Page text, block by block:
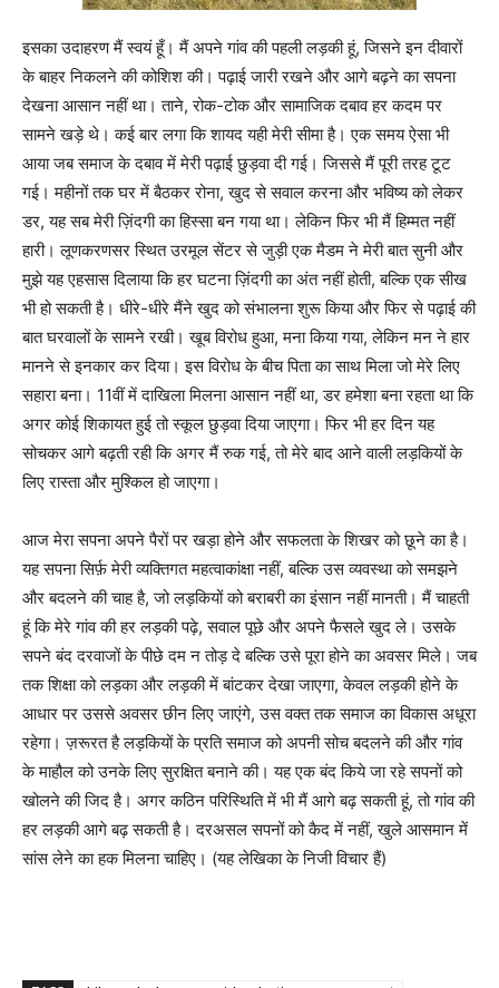
इसका उदाहरण मैं स्वयं हूँ। मैं अपने गांव की पहली लड़की हूं, जिसने इन दीवारों
के बाहर निकलने की कोशिश की। पढ़ाई जारी रखने और आगे बढ़ने का सपना
देखना आसान नहीं था। ताने, रोक-टोक और सामाजिक दबाव हर कदम पर
सामने खड़े थे। कई बार लगा कि शायद यही मेरी सीमा है। एक समय ऐसा भी
आया जब समाज के दबाव में मेरी पढ़ाई छुड़वा दी गई। जिससे मैं पूरी तरह टूट
गई। महीनों तक घर में बैठकर रोना, खुद से सवाल करना और भविष्य को लेकर
डर, यह सब मेरी ज़िंदगी का हिस्सा बन गया था। लेकिन फिर भी मैं हिम्मत नहीं
हारी। लूणकरणसर स्थित उरमूल सेंटर से जुड़ी एक मैडम ने मेरी बात सुनी और
मुझे यह एहसास दिलाया कि हर घटना ज़िंदगी का अंत नहीं होती, बल्कि एक सीख
भी हो सकती है। धीरे-धीरे मैंने खुद को संभालना शुरू किया और फिर से पढ़ाई की
बात घरवालों के सामने रखी। खूब विरोध हुआ, मना किया गया, लेकिन मन ने हार
मानने से इनकार कर दिया। इस विरोध के बीच पिता का साथ मिला जो मेरे लिए
सहारा बना। 11वीं में दाखिला मिलना आसान नहीं था, डर हमेशा बना रहता था कि
अगर कोई शिकायत हुई तो स्कूल छुड़वा दिया जाएगा। फिर भी हर दिन यह
सोचकर आगे बढ़ती रही कि अगर मैं रुक गई, तो मेरे बाद आने वाली लड़कियों के
लिए रास्ता और मुश्किल हो जाएगा।
आज मेरा सपना अपने पैरों पर खड़ा होने और सफलता के शिखर को छूने का है।
यह सपना सिर्फ़ मेरी व्यक्तिगत महत्वाकांक्षा नहीं, बल्कि उस व्यवस्था को समझने
और बदलने की चाह है, जो लड़कियों को बराबरी का इंसान नहीं मानती। मैं चाहती
हूं कि मेरे गांव की हर लड़की पढ़े, सवाल पूछे और अपने फैसले खुद ले। उसके
सपने बंद दरवाजों के पीछे दम न तोड़ दे बल्कि उसे पूरा होने का अवसर मिले। जब
तक शिक्षा को लड़का और लड़की में बांटकर देखा जाएगा, केवल लड़की होने के
आधार पर उससे अवसर छीन लिए जाएंगे, उस वक्त तक समाज का विकास अधूरा
रहेगा। ज़रूरत है लड़कियों के प्रति समाज को अपनी सोच बदलने की और गांव
के माहौल को उनके लिए सुरक्षित बनाने की। यह एक बंद किये जा रहे सपनों को
खोलने की जिद है। अगर कठिन परिस्थिति में भी मैं आगे बढ़ सकती हूं, तो गांव की
हर लड़की आगे बढ़ सकती है। दरअसल सपनों को कैद में नहीं, खुले आसमान में
सांस लेने का हक मिलना चाहिए। (यह लेखिका के निजी विचार हैं)